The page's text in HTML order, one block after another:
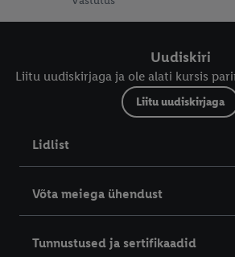
Uudiskiri
Liitu uudiskirjaga ja ole alati kursis
Liitu uudiskirjaga
Lidlist
Võta meiega ühendust
Tunnustused ja sertifikaadid